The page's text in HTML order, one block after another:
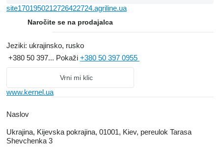
site1701950212726422724.agriline.ua
Naročite se na prodajalca
Jeziki: ukrajinsko, rusko
+380 50 397... Pokaži +380 50 397 0955
Vrni mi klic
www.kernel.ua
Naslov
Ukrajina, Kijevska pokrajina, 01001, Kiev, pereulok Tarasa
Shevchenka 3